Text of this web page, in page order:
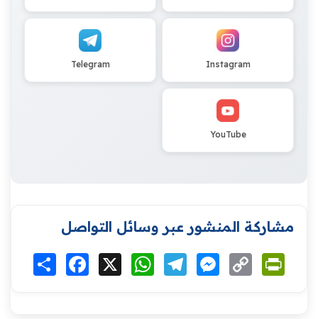
Instagram
Telegram
YouTube
مشاركة المنشور عبر وسائل التواصل
انشر Facebook WhatsAppTelegramMessenger
Copy
Link